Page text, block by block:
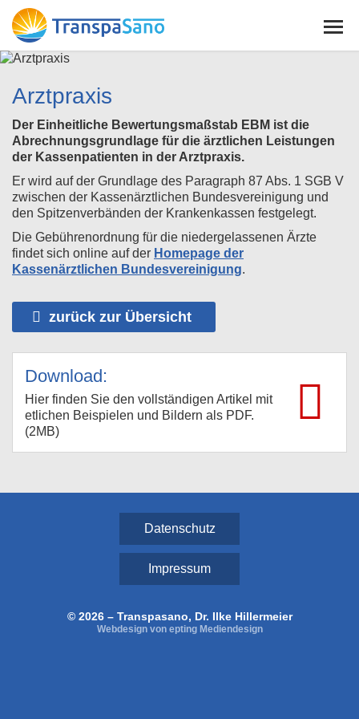
Arztpraxis
Der Einheitliche Bewertungsmaßstab EBM ist die
Abrechnungsgrundlage für die ärztlichen Leistungen
der Kassenpatienten in der Arztpraxis.
Er wird auf der Grundlage des Paragraph 87 Abs. 1 SGB V
zwischen der Kassenärztlichen Bundesvereinigung und
den Spitzenverbänden der Krankenkassen festgelegt.
Die Gebührenordnung für die niedergelassenen Ärzte
findet sich online auf der Homepage der
Kassenärztlichen Bundesvereinigung.
zurück zur Übersicht
Download:
Hier finden Sie den vollständigen Artikel mit
etlichen Beispielen und Bildern als PDF.
(2MB)
Datenschutz
Impressum
© 2026 – Transpasano, Dr. Ilke Hillermeier
Webdesign von epting Mediendesign